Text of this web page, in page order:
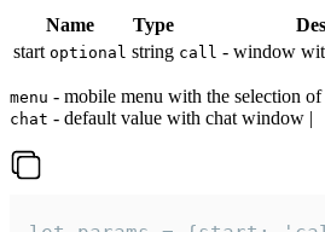
Name Type
start optional string call - window
menu - mobile menu with the selection
chat - default value with chat window |